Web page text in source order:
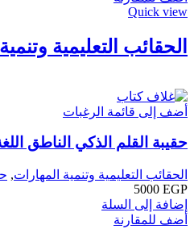
Quick view
الحقائب التعليمية
أضف إلى قائمة الرغبات
حقيبة القلم الذكي الناطق
الحقائب التعليمية وتنمية المهارات,
5000 EGP
إضافة إلى السلة
أضف للمقارنة